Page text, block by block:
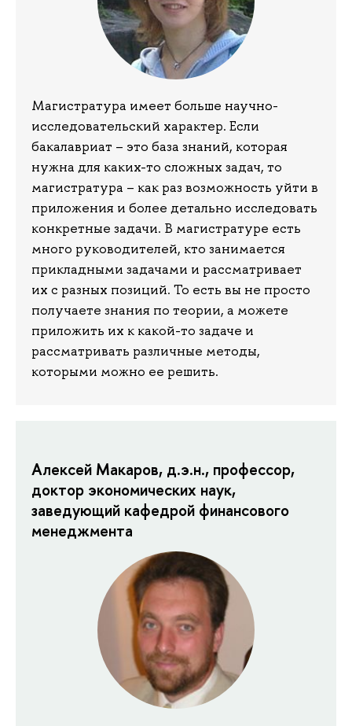
Магистратура имеет больше научно-
исследовательский характер. Если
бакалавриат – это база знаний, которая
нужна для каких-то сложных задач, то
магистратура – как раз возможность уйти в
приложения и более детально исследовать
конкретные задачи. В магистратуре есть
много руководителей, кто занимается
прикладными задачами и рассматривает
их с разных позиций. То есть вы не просто
получаете знания по теории, а можете
приложить их к какой-то задаче и
рассматривать различные методы,
которыми можно ее решить.
Алексей Макаров, д.э.н., профессор,
доктор экономических наук,
заведующий кафедрой финансового
менеджмента